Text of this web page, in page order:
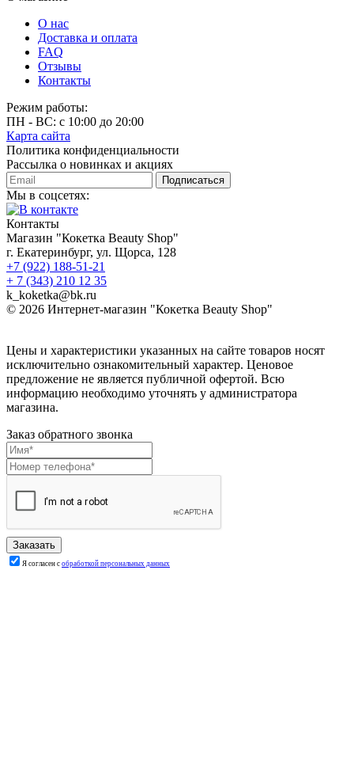
О нас
Доставка и оплата
FAQ
Отзывы
Контакты
Режим работы:
ПН - ВС: с 10:00 до 20:00
Карта сайта
Политика конфиденциальности
Рассылка о новинках и акциях
Подписаться
Мы в соцсетях:
Контакты
Магазин "Кокетка Beauty Shop"
г. Екатеринбург, ул. Щорса, 128
+7 (922) 188-51-21
+ 7 (343) 210 12 35
k_koketka@bk.ru
© 2026 Интернет-магазин "Кокетка Beauty Shop"
Цены и характеристики указанных на сайте товаров носят
исключительно ознакомительный характер. Ценовое
предложение не является публичной офертой. Всю
информацию необходимо уточнять у администратора
магазина.
Заказ обратного звонка
Я согласен с обработкой персональных данных